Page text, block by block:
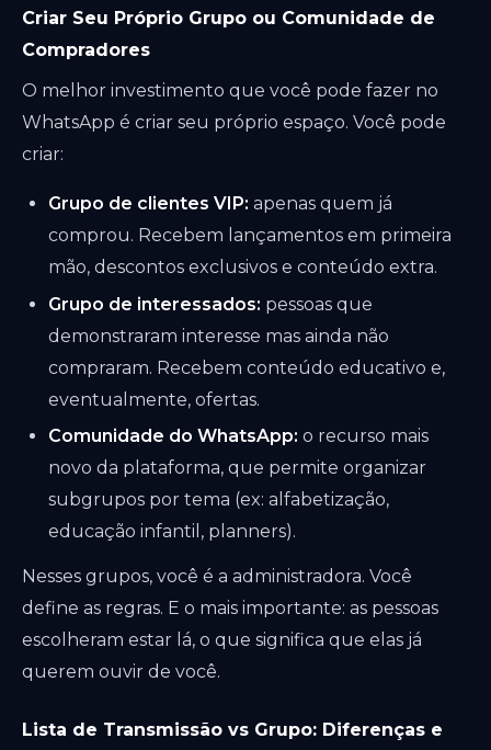
Criar Seu Próprio Grupo ou Comunidade de
Compradores
O melhor investimento que você pode fazer no
WhatsApp é criar seu próprio espaço. Você pode
criar:
Grupo de clientes VIP: apenas quem já
comprou. Recebem lançamentos em primeira
mão, descontos exclusivos e conteúdo extra.
Grupo de interessados: pessoas que
demonstraram interesse mas ainda não
compraram. Recebem conteúdo educativo e,
eventualmente, ofertas.
Comunidade do WhatsApp: o recurso mais
novo da plataforma, que permite organizar
subgrupos por tema (ex: alfabetização,
educação infantil, planners).
Nesses grupos, você é a administradora. Você
define as regras. E o mais importante: as pessoas
escolheram estar lá, o que significa que elas já
querem ouvir de você.
Lista de Transmissão vs Grupo: Diferenças e